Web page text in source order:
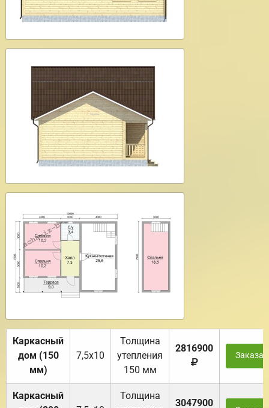
Каркасный
дом (150
мм)
7,5х10
Толщина
утепления
150 мм
2816900
Каркасный
Толщина
3047900